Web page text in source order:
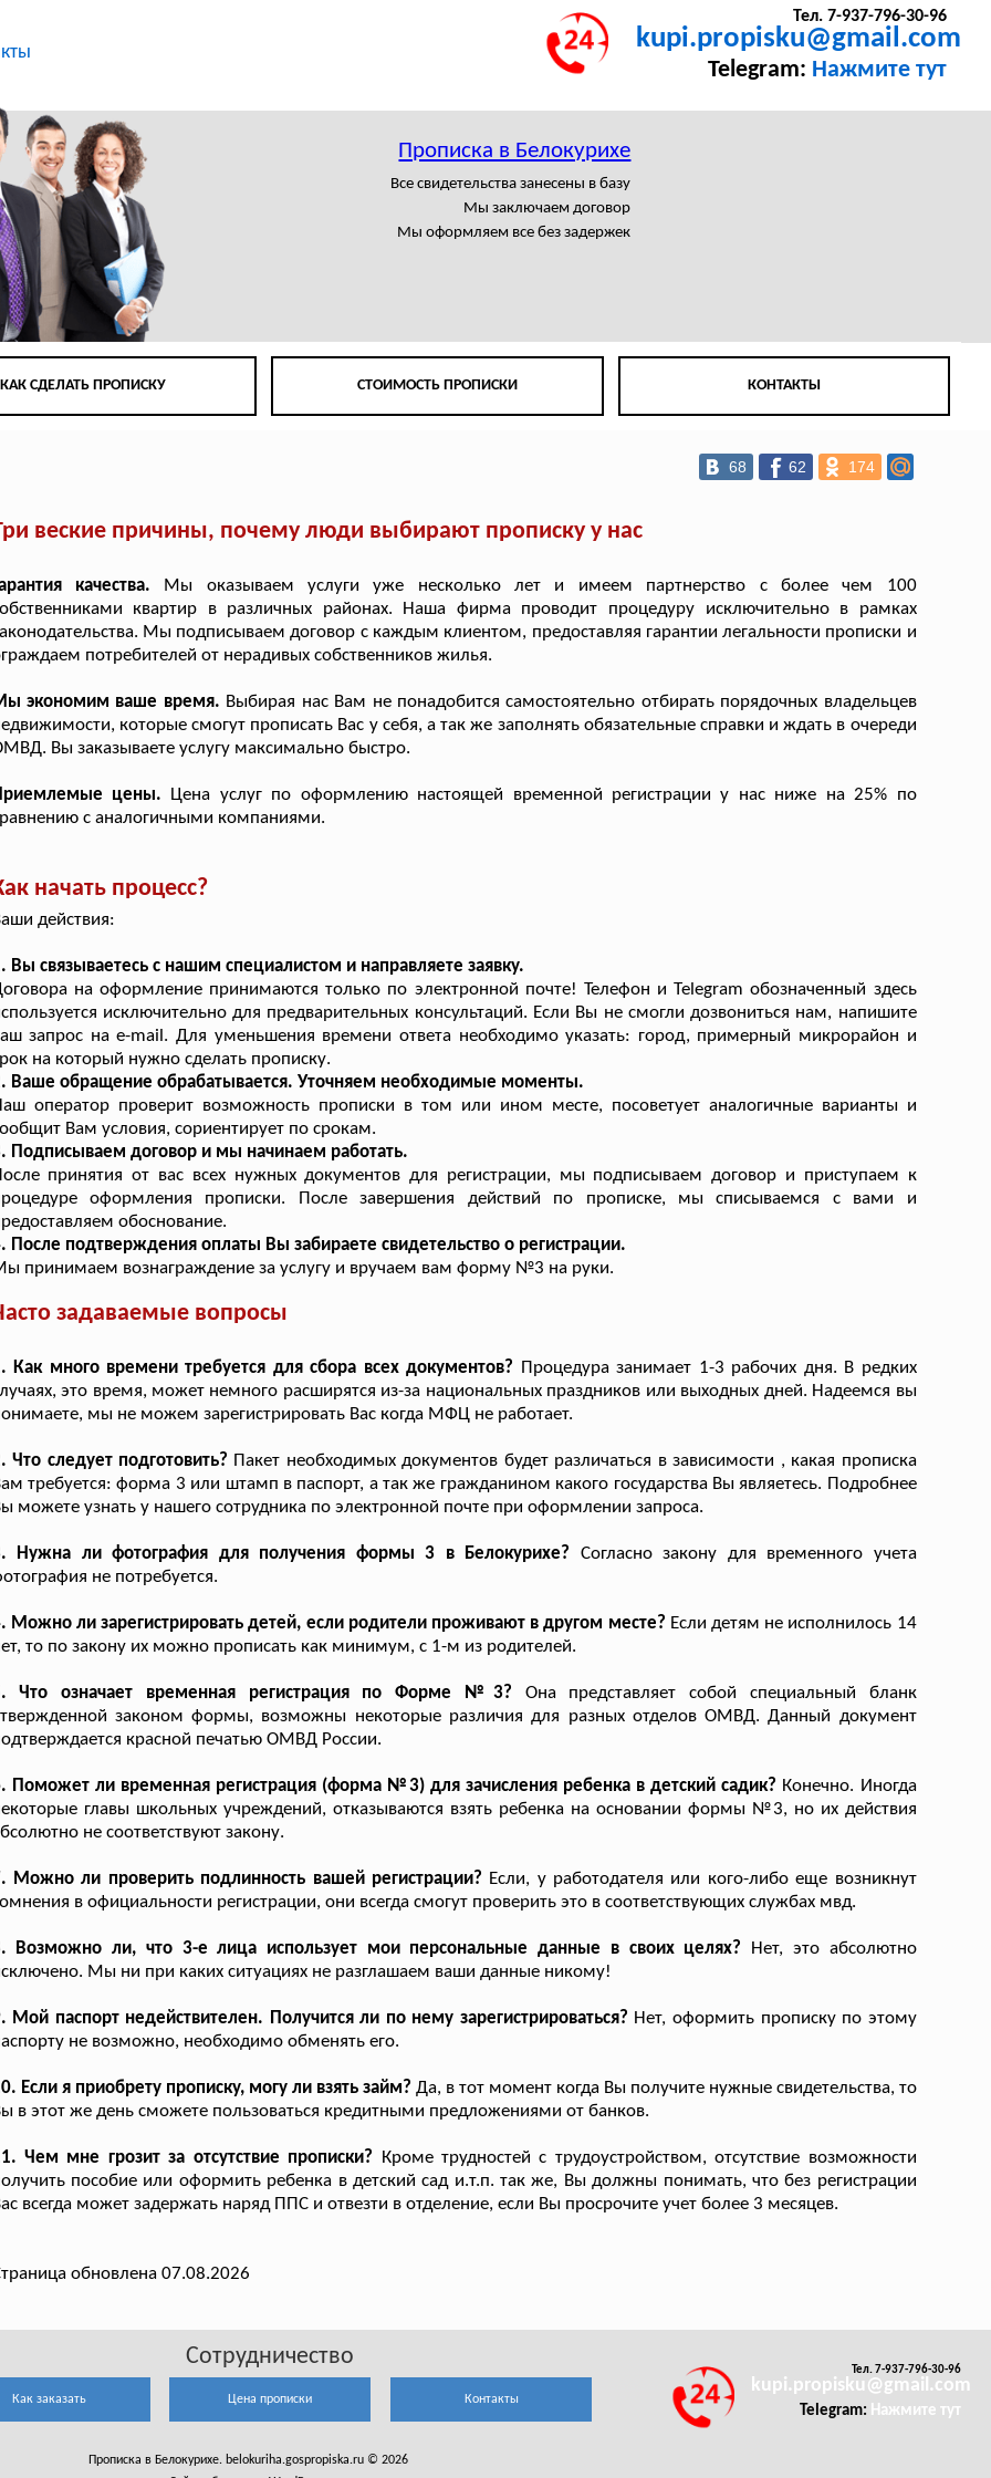
Тел. 7-937-796-30-96
kupi.propisku@gmail.com
Telegram: Нажмите тут
Прописка в Белокурихе
Все свидетельства занесены в базу
Мы заключаем договор
Мы оформляем все без задержек
КАК СДЕЛАТЬ ПРОПИСКУ СТОИМОСТЬ ПРОПИСКИ КОНТАКТЫ
68 62 174
веские причины, почему люди выбирают прописку у нас
качества. Мы оказываем услуги уже несколько лет и имеем партнерство с более чем 100
квартир в различных районах. Наша фирма проводит процедуру исключительно в рамках
Мы подписываем договор с каждым клиентом, предоставляя гарантии легальности прописки и
потребителей от нерадивых собственников жилья.
экономим ваше время. Выбирая нас Вам не понадобится самостоятельно отбирать порядочных владельцев
которые смогут прописать Вас у себя, а так же заполнять обязательные справки и ждать в очереди
Вы заказываете услугу максимально быстро.
цены. Цена услуг по оформлению настоящей временной регистрации у нас ниже на 25% по
с аналогичными компаниями.
начать процесс?
действия:
Вы связываетесь с нашим специалистом и направляете заявку.
на оформление принимаются только по электронной почте! Телефон и Telegram обозначенный здесь
исключительно для предварительных консультаций. Если Вы не смогли дозвониться нам, напишите
запрос на e-mail. Для уменьшения времени ответа необходимо указать: город, примерный микрорайон и
на который нужно сделать прописку.
Ваше обращение обрабатывается. Уточняем необходимые моменты.
оператор проверит возможность прописки в том или ином месте, посоветует аналогичные варианты и
Вам условия, сориентирует по срокам.
Подписываем договор и мы начинаем работать.
принятия от вас всех нужных документов для регистрации, мы подписываем договор и приступаем к
оформления прописки. После завершения действий по прописке, мы списываемся с вами и
обоснование.
После подтверждения оплаты Вы забираете свидетельство о регистрации.
принимаем вознаграждение за услугу и вручаем вам форму №3 на руки.
задаваемые вопросы
Как много времени требуется для сбора всех документов? Процедура занимает 1-3 рабочих дня. В редких
это время, может немного расширятся из-за национальных праздников или выходных дней. Надеемся вы
мы не можем зарегистрировать Вас когда МФЦ не работает.
Что следует подготовить? Пакет необходимых документов будет различаться в зависимости , какая прописка
требуется: форма 3 или штамп в паспорт, а так же гражданином какого государства Вы являетесь. Подробнее
можете узнать у нашего сотрудника по электронной почте при оформлении запроса.
Нужна ли фотография для получения формы 3 в Белокурихе? Согласно закону для временного учета
не потребуется.
Можно ли зарегистрировать детей, если родители проживают в другом месте? Если детям не исполнилось 14
то по закону их можно прописать как минимум, с 1-м из родителей.
Что означает временная регистрация по Форме №3? Она представляет собой специальный бланк
законом формы, возможны некоторые различия для разных отделов ОМВД. Данный документ
красной печатью ОМВД России.
Поможет ли временная регистрация (форма №3) для зачисления ребенка в детский садик? Конечно. Иногда
главы школьных учреждений, отказываются взять ребенка на основании формы №3, но их действия
не соответствуют закону.
Можно ли проверить подлинность вашей регистрации? Если, у работодателя или кого-либо еще возникнут
в официальности регистрации, они всегда смогут проверить это в соответствующих службах мвд.
Возможно ли, что 3-е лица использует мои персональные данные в своих целях? Нет, это абсолютно
Мы ни при каких ситуациях не разглашаем ваши данные никому!
Мой паспорт недействителен. Получится ли по нему зарегистрироваться? Нет, оформить прописку по этому
не возможно, необходимо обменять его.
Если я приобрету прописку, могу ли взять займ? Да, в тот момент когда Вы получите нужные свидетельства, то
в этот же день сможете пользоваться кредитными предложениями от банков.
Чем мне грозит за отсутствие прописки? Кроме трудностей с трудоустройством, отсутствие возможности
пособие или оформить ребенка в детский сад и.т.п. так же, Вы должны понимать, что без регистрации
всегда может задержать наряд ППС и отвезти в отделение, если Вы просрочите учет более 3 месяцев.
обновлена 07.08.2026
Сотрудничество
Как заказать Цена прописки Контакты
Тел. 7-937-796-30-96
kupi.propisku@gmail.com
Telegram: Нажмите тут
Прописка в Белокурихе. belokuriha.gospropiska.ru © 2026